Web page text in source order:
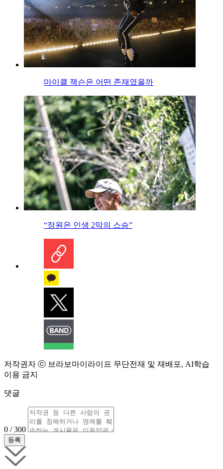
마이클 잭슨은 어떤 존재였을까
“정원은 인생 2막의 스승”
저작권자 ⓒ 브라보마이라이프 무단전재 및 재배포, AI학습
이용 금지
댓글
0 / 300